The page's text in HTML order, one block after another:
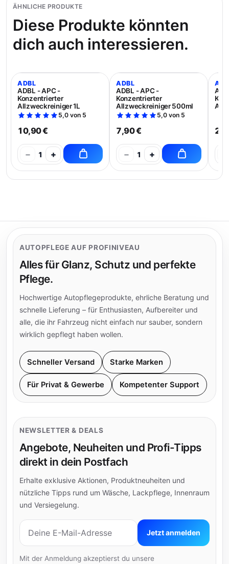
ÄHNLICHE PRODUKTE
Diese Produkte könnten
dich auch interessieren.
ADBL
ADBL - APC -
Konzentrierter
Allzweckreiniger 1L
5,0 von 5
10,90 €
− 1 +
ADBL
ADBL - APC -
Konzentrierter
Allzweckreiniger 500ml
5,0 von 5
7,90 €
− 1 +
AUTOPFLEGE AUF PROFINIVEAU
Alles für Glanz, Schutz und perfekte
Pflege.
Hochwertige Autopflegeprodukte, ehrliche Beratung und
schnelle Lieferung – für Enthusiasten, Aufbereiter und
alle, die ihr Fahrzeug nicht einfach nur sauber, sondern
wirklich gepflegt haben wollen.
Schneller Versand Starke Marken
Für Privat & Gewerbe Kompetenter Support
NEWSLETTER & DEALS
Angebote, Neuheiten und Profi-Tipps
direkt in dein Postfach
Erhalte exklusive Aktionen, Produktneuheiten und
nützliche Tipps rund um Wäsche, Lackpflege, Innenraum
und Versiegelung.
E-Mail-Adresse
Jetzt anmelden
Mit der Anmeldung akzeptierst du unsere